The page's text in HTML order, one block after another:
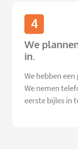
4
We
in.
We hebben
We nemen
eerste bijles in